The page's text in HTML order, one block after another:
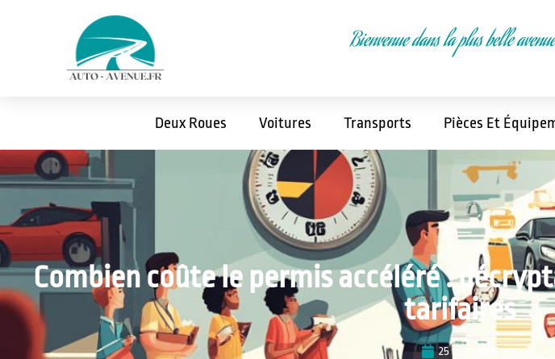
Bienvenue dans la plus belle
Deux Roues Voitures Transports Pièces Et
Combien coûte le permis accéléré :
tarifaires
25 mars 2025